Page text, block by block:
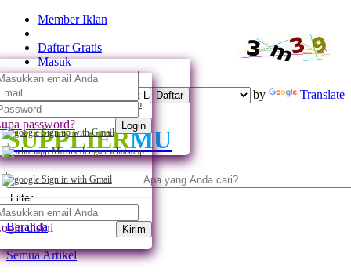
Member Iklan
Daftar Gratis
Daftar
Daftar dengan whatsapp
Sign up with Gmail
Masuk
password? Login
Masuk dengan whatsapp
Sign in with Gmail
disini Kirim
Powered by Translate
SUPPLIERMU
Filter
Beranda
Semua Artikel